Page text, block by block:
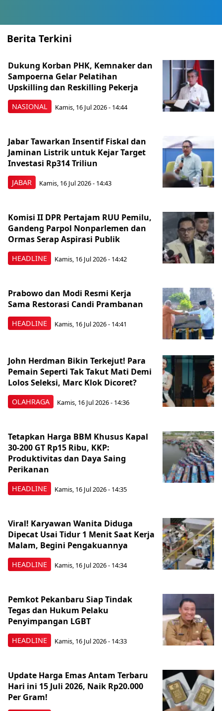
Berita Terkini
NASIONAL
Dukung Korban PHK, Kemnaker dan
Sampoerna Gelar Pelatihan
Upskilling dan Reskilling Pekerja
Kamis, 16 Jul 2026 - 14:44
JABAR
Jabar Tawarkan Insentif Fiskal dan
Jaminan Listrik untuk Kejar Target
Investasi Rp314 Triliun
Kamis, 16 Jul 2026 - 14:43
HEADLINE
Komisi II DPR Pertajam RUU Pemilu,
Gandeng Parpol Nonparlemen dan
Ormas Serap Aspirasi Publik
Kamis, 16 Jul 2026 - 14:42
HEADLINE
Prabowo dan Modi Resmi Kerja
Sama Restorasi Candi Prambanan
Kamis, 16 Jul 2026 - 14:41
OLAHRAGA
John Herdman Bikin Terkejut! Para
Pemain Seperti Tak Takut Mati Demi
Lolos Seleksi, Marc Klok Dicoret?
Kamis, 16 Jul 2026 - 14:36
HEADLINE
Tetapkan Harga BBM Khusus Kapal
30-200 GT Rp15 Ribu, KKP:
Produktivitas dan Daya Saing
Perikanan
Kamis, 16 Jul 2026 - 14:35
HEADLINE
Viral! Karyawan Wanita Diduga
Dipecat Usai Tidur 1 Menit Saat Kerja
Malam, Begini Pengakuannya
Kamis, 16 Jul 2026 - 14:34
HEADLINE
Pemkot Pekanbaru Siap Tindak
Tegas dan Hukum Pelaku
Penyimpangan LGBT
Kamis, 16 Jul 2026 - 14:33
Update Harga Emas Antam Terbaru
Hari ini 15 Juli 2026, Naik Rp20.000
Per Gram!